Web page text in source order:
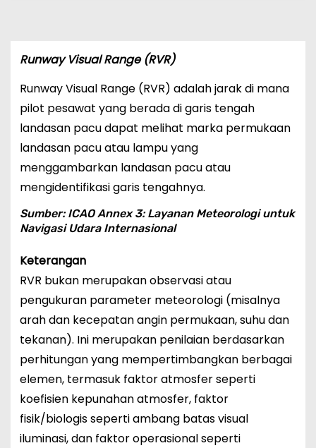
Runway Visual Range (RVR)
Runway Visual Range (RVR) adalah jarak di mana
pilot pesawat yang berada di garis tengah
landasan pacu dapat melihat marka permukaan
landasan pacu atau lampu yang
menggambarkan landasan pacu atau
mengidentifikasi garis tengahnya.
Sumber: ICAO Annex 3: Layanan Meteorologi untuk
Navigasi Udara Internasional
Keterangan
RVR bukan merupakan observasi atau
pengukuran parameter meteorologi (misalnya
arah dan kecepatan angin permukaan, suhu dan
tekanan). Ini merupakan penilaian berdasarkan
perhitungan yang mempertimbangkan berbagai
elemen, termasuk faktor atmosfer seperti
koefisien kepunahan atmosfer, faktor
fisik/biologis seperti ambang batas visual
iluminasi, dan faktor operasional seperti